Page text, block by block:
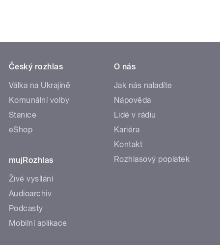
Český rozhlas
Válka na Ukrajině
Komunální volby
Stanice
eShop
mujRozhlas
Živé vysílání
Audioarchiv
Podcasty
Mobilní aplikace
O nás
Jak nás naladíte
Nápověda
Lidé v rádiu
Kariéra
Kontakt
Rozhlasový poplatek